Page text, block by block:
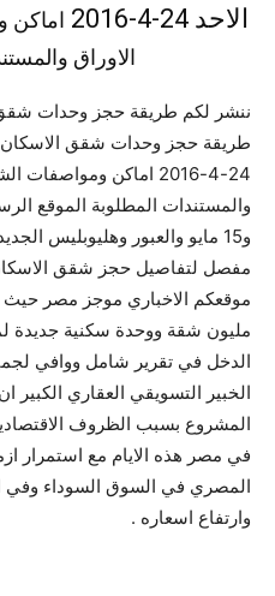
الاحد 24-4-2016
اماكن
الاوراق
24-4-2016 اماكن
و15 مايو والعبور وهليوبليس
موقعكم الاخباري موجز مصر
مليون شقة ووحدة سكنية
الدخل في تقرير شامل ووافي
الخبير التسويقي العقاري الكبير
المشروع بسبب الظروف
في مصر هذه الايام مع استمرار
المصري في السوق السوداء وفي
وارتفاع اسعاره .